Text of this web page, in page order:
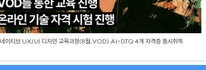
이티브 UX/UI 디자인 교육과정(8월,VOD) AI-DTQ 4개 자격증 동시취득